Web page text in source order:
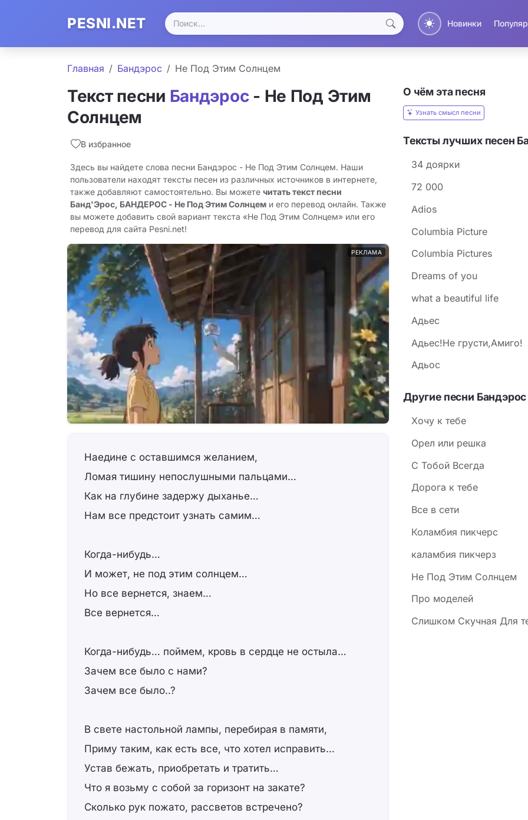
PESNI.NET Новинки
Главная Бандэрос Не Под Этим Солнцем
Текст песни Бандэрос- Не Под Этим
Солнцем
В избранное
Здесь вы найдете слова песни Бандэрос - Не Под Этим Солнцем. Наши
пользователи находят тексты песен из различных источников в интернете,
также добавляют самостоятельно. Вы можете читать текст песни
Банд'Эрос, БАНДЕРОС - Не Под Этим Солнцем и его перевод онлайн. Также
вы можете добавить свой вариант текста «Не Под Этим Солнцем» или его
перевод для сайта Pesni.net!
РЕКЛАМА
Наедине с оставшимся желанием,
Ломая тишину непослушными пальцами…
Как на глубине задержу дыханье…
Нам все предстоит узнать самим…
Когда-нибудь…
И может, не под этим солнцем…
Но все вернется, знаем…
Все вернется…
Когда-нибудь… поймем, кровь в сердце не остыла…
Зачем все было с нами?
Зачем все было..?
В свете настольной лампы, перебирая в памяти,
Приму таким, как есть все, что хотел исправить…
Устав бежать, приобретать и тратить…
Что я возьму с собой за горизонт на закате?
Сколько рук пожато, рассветов встречено?
О чём эта песня
Узнать смысл песни
Тексты лучших песен
34 доярки
72 000
Adios
Columbia Picture
Columbia Pictures
Dreams of you
what a beautiful life
Адьес
Адьес!Не грусти,Амиго!
Адьос
Другие песни Бандэрос
Хочу к тебе
Орел или решка
С Тобой Всегда
Дорога к тебе
Все в сети
Коламбия пикчерс
каламбия пикчерз
Не Под Этим Солнцем
Про моделей
Слишком Скучная Для